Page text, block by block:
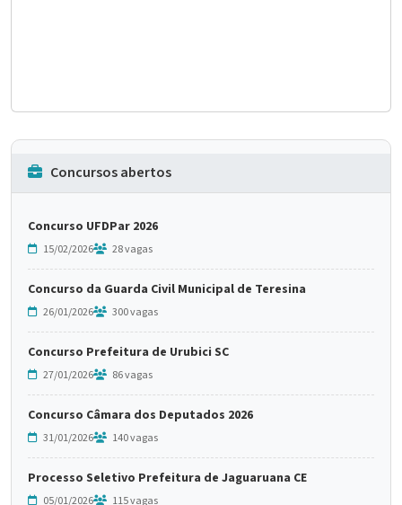
Concursos abertos
Concurso UFDPar 2026
15/02/2026 28 vagas
Concurso da Guarda Civil Municipal de Teresina
26/01/2026 300 vagas
Concurso Prefeitura de Urubici SC
27/01/2026 86 vagas
Concurso Câmara dos Deputados 2026
31/01/2026 140 vagas
Processo Seletivo Prefeitura de Jaguaruana CE
05/01/2026 115 vagas